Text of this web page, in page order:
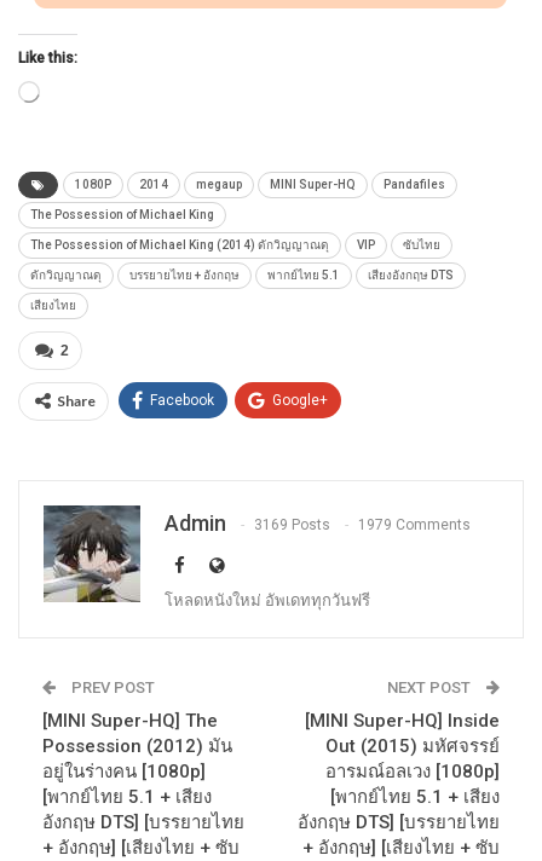
Like this:
Loading…
1080P 2014 megaup MINI Super-HQ Pandafiles
The Possession of Michael King
The Possession of Michael King (2014) ดักวิญญาณดุ VIP ซับไทย
ดักวิญญาณดุ บรรยายไทย + อังกฤษ พากย์ไทย 5.1 เสียงอังกฤษ DTS
เสียงไทย
2
Share Facebook Google+
Admin 3169 Posts 1979 Comments
โหลดหนังใหม่ อัพเดททุกวันฟรี
PREV POST
[MINI Super-HQ] The
Possession (2012) มัน
อยู่ในร่างคน [1080p]
[พากย์ไทย 5.1 + เสียง
อังกฤษ DTS] [บรรยายไทย
+ อังกฤษ] [เสียงไทย + ซับ
NEXT POST
[MINI Super-HQ] Inside
Out (2015) มหัศจรรย์
อารมณ์อลเวง [1080p]
[พากย์ไทย 5.1 + เสียง
อังกฤษ DTS] [บรรยายไทย
+ อังกฤษ] [เสียงไทย + ซับ